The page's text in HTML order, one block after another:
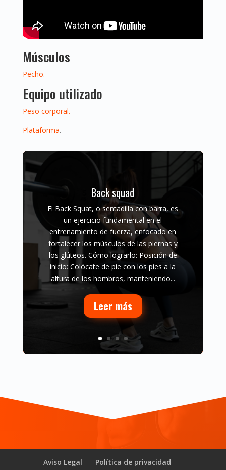
Músculos
Pecho.
Equipo utilizado
Peso corporal.
Plataforma.
Back squad
El Back Squat, o sentadilla con barra, es
un ejercicio fundamental en el
entrenamiento de fuerza, enfocado en
fortalecer los músculos de las piernas y
los glúteos. Cómo lograrlo: Posición de
inicio: Colócate de pie con los pies a la
altura de los hombros, manteniendo...
Leer más
Aviso Legal
Política de privacidad